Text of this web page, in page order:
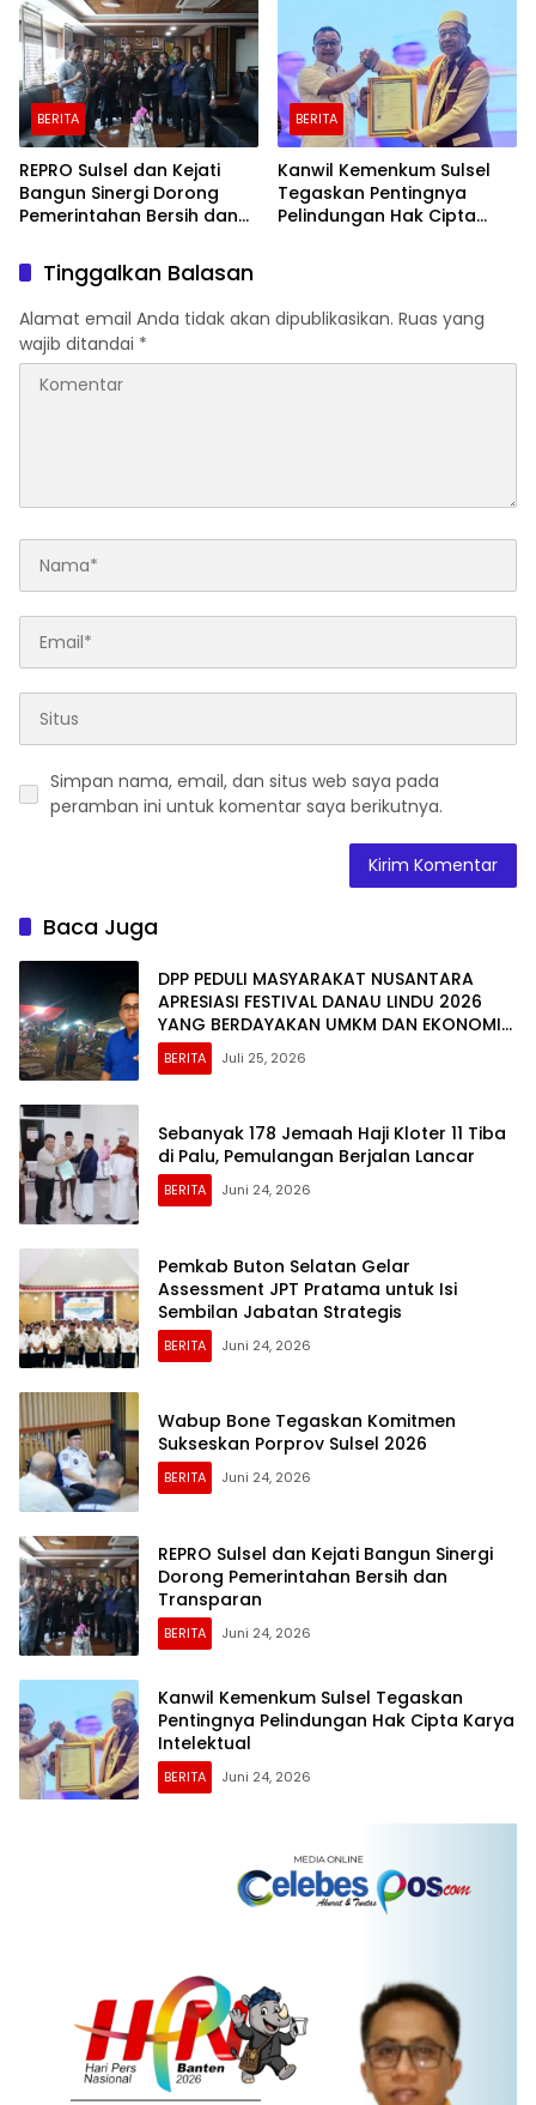
BERITA
REPRO Sulsel dan Kejati
Bangun Sinergi Dorong
Pemerintahan Bersih dan
BERITA
Kanwil Kemenkum Sulsel
Tegaskan Pentingnya
Pelindungan Hak Cipta
Tinggalkan Balasan
Alamat email Anda tidak akan dipublikasikan. Ruas yang
wajib ditandai *
Simpan nama, email, dan situs web saya pada
peramban ini untuk komentar saya berikutnya.
Baca Juga
DPP PEDULI MASYARAKAT NUSANTARA
APRESIASI FESTIVAL DANAU LINDU 2026
YANG BERDAYAKAN UMKM DAN EKONOMI
KERAKYATAN
BERITA Juli 25, 2026
Sebanyak 178 Jemaah Haji Kloter 11 Tiba
di Palu, Pemulangan Berjalan Lancar
BERITA Juni 24, 2026
Pemkab Buton Selatan Gelar
Assessment JPT Pratama untuk Isi
Sembilan Jabatan Strategis
BERITA Juni 24, 2026
Wabup Bone Tegaskan Komitmen
Sukseskan Porprov Sulsel 2026
BERITA Juni 24, 2026
REPRO Sulsel dan Kejati Bangun Sinergi
Dorong Pemerintahan Bersih dan
Transparan
BERITA Juni 24, 2026
Kanwil Kemenkum Sulsel Tegaskan
Pentingnya Pelindungan Hak Cipta Karya
Intelektual
BERITA Juni 24, 2026